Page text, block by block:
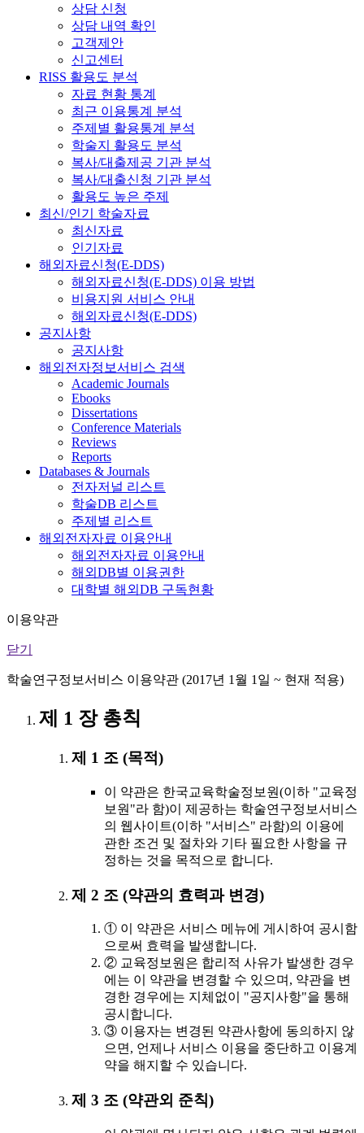
상담 신청
상담 내역 확인
고객제안
신고센터
RISS 활용도 분석
자료 현황 통계
최근 이용통계 분석
주제별 활용통계 분석
학술지 활용도 분석
복사/대출제공 기관 분석
복사/대출신청 기관 분석
활용도 높은 주제
최신/인기 학술자료
최신자료
인기자료
해외자료신청(E-DDS)
해외자료신청(E-DDS) 이용 방법
비용지원 서비스 안내
해외자료신청(E-DDS)
공지사항
공지사항
해외전자정보서비스 검색
Academic Journals
Ebooks
Dissertations
Conference Materials
Reviews
Reports
Databases & Journals
전자저널 리스트
학술DB 리스트
주제별 리스트
해외전자자료 이용안내
해외전자자료 이용안내
해외DB별 이용권한
대학별 해외DB 구독현황
이용약관
닫기
학술연구정보서비스 이용약관 (2017년 1월 1일 ~ 현재 적용)
제 1 장 총칙
제 1 조 (목적)
이 약관은 한국교육학술정보원(이하 "교육정
보원"라 함)이 제공하는 학술연구정보서비스
의 웹사이트(이하 "서비스" 라함)의 이용에
관한 조건 및 절차와 기타 필요한 사항을 규
정하는 것을 목적으로 합니다.
제 2 조 (약관의 효력과 변경)
① 이 약관은 서비스 메뉴에 게시하여 공시함
으로써 효력을 발생합니다.
② 교육정보원은 합리적 사유가 발생한 경우
에는 이 약관을 변경할 수 있으며, 약관을 변
경한 경우에는 지체없이 "공지사항"을 통해
공시합니다.
③ 이용자는 변경된 약관사항에 동의하지 않
으면, 언제나 서비스 이용을 중단하고 이용계
약을 해지할 수 있습니다.
제 3 조 (약관외 준칙)